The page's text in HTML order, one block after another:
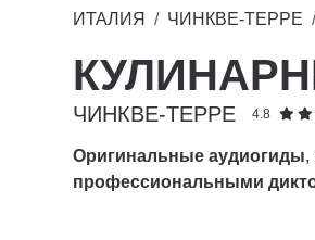
ИТАЛИЯ ЧИНКВЕ-ТЕРРЕ
ЧИНКВЕ-ТЕРРЕ 4.8
Оригинальные аудиогиды,
профессиональными